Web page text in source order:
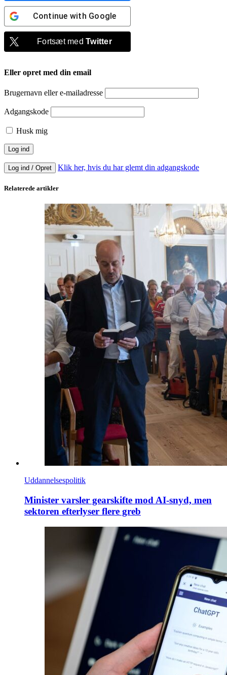
Continue with Google
Fortsæt medTwitter
Eller opret med din email
Brugernavn eller e-mailadresse
Adgangskode
Husk mig
Log ind / Opret Klik her, hvis du har glemt din adgangskode
Relaterede artikler
Uddannelsespolitik
Minister varsler gearskifte mod AI-snyd, men
sektoren efterlyser flere greb